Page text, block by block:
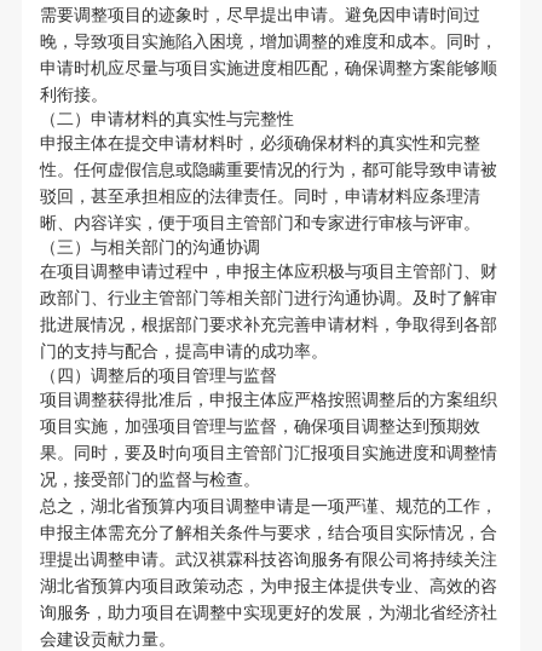
需要调整项目的迹象时，尽早提出申请。避免因申请时间过
晚，导致项目实施陷入困境，增加调整的难度和成本。同时，
申请时机应尽量与项目实施进度相匹配，确保调整方案能够顺
利衔接。
（二）申请材料的真实性与完整性
申报主体在提交申请材料时，必须确保材料的真实性和完整
性。任何虚假信息或隐瞒重要情况的行为，都可能导致申请被
驳回，甚至承担相应的法律责任。同时，申请材料应条理清
晰、内容详实，便于项目主管部门和专家进行审核与评审。
（三）与相关部门的沟通协调
在项目调整申请过程中，申报主体应积极与项目主管部门、财
政部门、行业主管部门等相关部门进行沟通协调。及时了解审
批进展情况，根据部门要求补充完善申请材料，争取得到各部
门的支持与配合，提高申请的成功率。
（四）调整后的项目管理与监督
项目调整获得批准后，申报主体应严格按照调整后的方案组织
项目实施，加强项目管理与监督，确保项目调整达到预期效
果。同时，要及时向项目主管部门汇报项目实施进度和调整情
况，接受部门的监督与检查。
总之，湖北省预算内项目调整申请是一项严谨、规范的工作，
申报主体需充分了解相关条件与要求，结合项目实际情况，合
理提出调整申请。武汉祺霖科技咨询服务有限公司将持续关注
湖北省预算内项目政策动态，为申报主体提供专业、高效的咨
询服务，助力项目在调整中实现更好的发展，为湖北省经济社
会建设贡献力量。